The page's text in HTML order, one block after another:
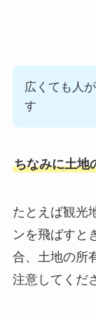
広くても人
す
ちなみに土地
たとえば観光
ンを飛ばすと
合、土地の所
注意してくだ